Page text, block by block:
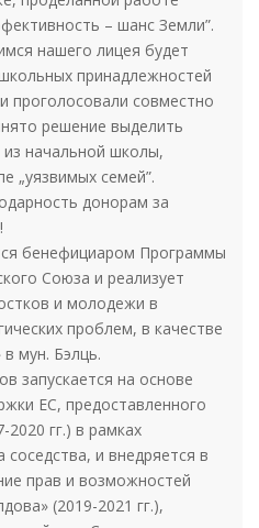
– шанс Земли”.
нашего лицея будет
принадлежностей
проголосовали совместно
решение выделить
начальной школы,
„уязвимых семей”.
донорам за
бенефициаром Программы
Союза и реализует
и молодежи в
проблем, в качестве
мун. Бэлць.
запускается на основе
ЕС, предоставленного
гг.) в рамках
соседства, и внедряется в
прав и возможностей
(2019-2021 гг.),